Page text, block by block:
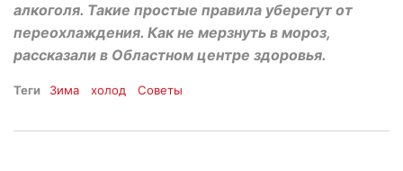
алкоголя. Такие простые правила уберегут от
переохлаждения. Как не мерзнуть в мороз,
рассказали в Областном центре здоровья.
Теги Зима холод Советы